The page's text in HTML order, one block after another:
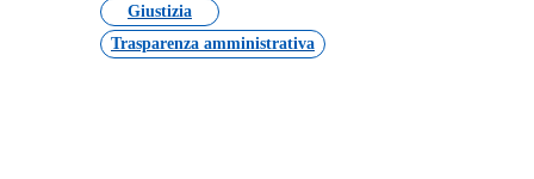
Giustizia
Trasparenza amministrativa